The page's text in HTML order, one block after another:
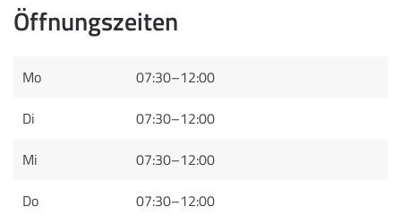
Öffnungszeiten
Mo
07:30–12:00
Di
07:30–12:00
Mi
07:30–12:00
Do
07:30–12:00